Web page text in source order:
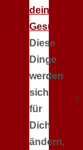
deine
Gesundheit
Diese
Dinge
werden
sich
für
Dich
ändern,